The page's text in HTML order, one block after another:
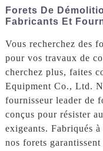
Forets De
Fabricants Et
Vous recherchez des
pour vos travaux de
cherchez plus, faites
Equipment Co., Ltd.
fournisseur leader de
conçus pour résister
exigeants. Fabriqués
nos forets